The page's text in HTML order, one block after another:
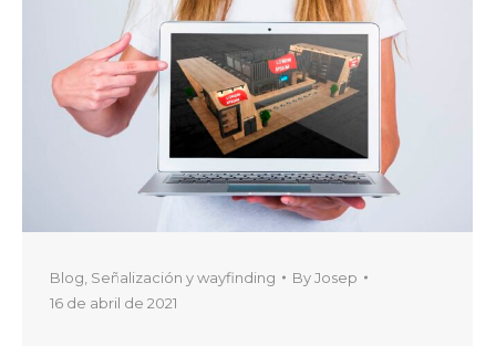
Blog Señalización y wayfinding ByJosep
16 de abril de 2021